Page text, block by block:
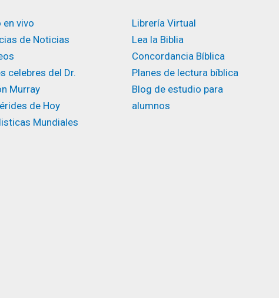
en vivo
de Noticias
celebres del Dr.
Murray
de Hoy
Mundiales
Librería Virtual
Lea la Biblia
Concordancia Bíblica
Planes de lectura bíblica
Blog de estudio para
alumnos